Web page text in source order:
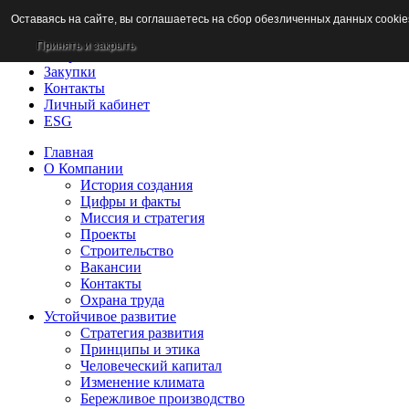
Новости
Раскрытие информации
Потребителям
Закупки
Контакты
Личный кабинет
ESG
Главная
О Компании
История создания
Цифры и факты
Миссия и стратегия
Проекты
Строительство
Вакансии
Контакты
Охрана труда
Устойчивое развитие
Стратегия развития
Принципы и этика
Человеческий капитал
Изменение климата
Бережливое производство
Оставаясь на сайте, вы соглашаетесь на сбор обезличенных данных
Принять и закрыть